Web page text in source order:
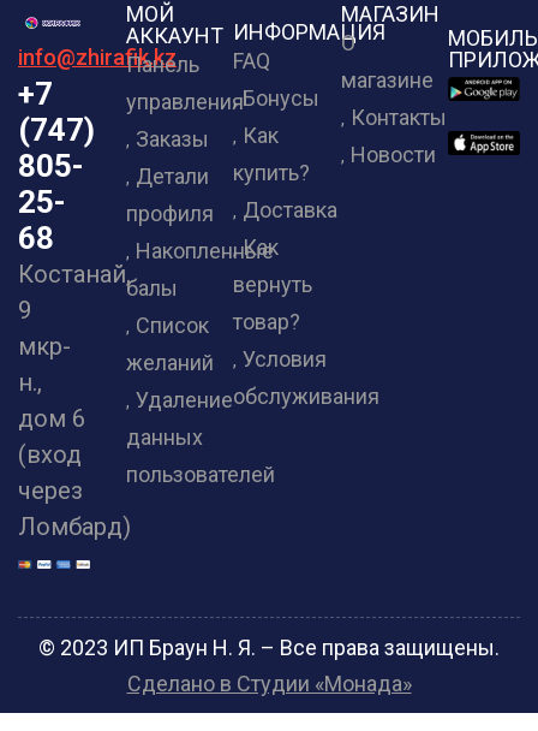
info@zhirafik.kz
+7
(747)
805-
25-
68
Костанай,
9
мкр-
н.,
дом 6
(вход
через
Ломбард)
МОЙ
АККАУНТ
Панель
управления
Заказы
Детали
профиля
Накопленные
балы
Список
желаний
Удаление
данных
пользователей
ИНФОРМАЦИЯ
FAQ
Бонусы
Как
купить?
Доставка
Как
вернуть
товар?
Условия
обслуживания
МАГАЗИН
О
магазине
Контакты
Новости
© 2023 ИП Браун Н. Я. – Все права защищены.
Сделано в Студии «Монада»